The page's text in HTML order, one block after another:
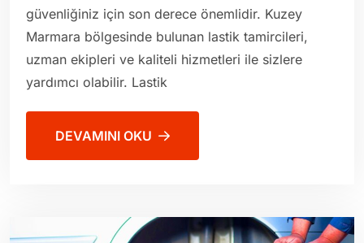
güvenliğiniz için son derece önemlidir. Kuzey
Marmara bölgesinde bulunan lastik tamircileri,
uzman ekipleri ve kaliteli hizmetleri ile sizlere
yardımcı olabilir. Lastik
DEVAMINI OKU